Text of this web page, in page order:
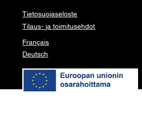
Tietosuojaseloste
Tilaus- ja toimitusehdot
Français
Deutsch
© 2026 Pure garden